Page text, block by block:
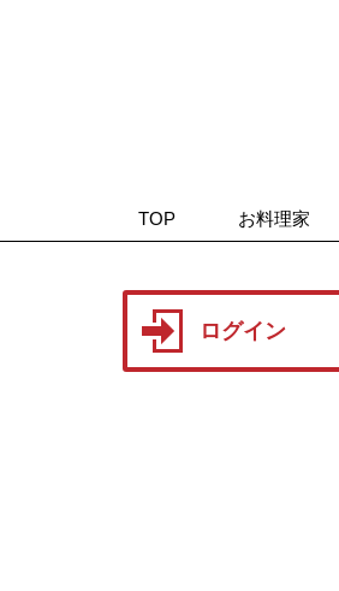
TOP お料理家
ログイン